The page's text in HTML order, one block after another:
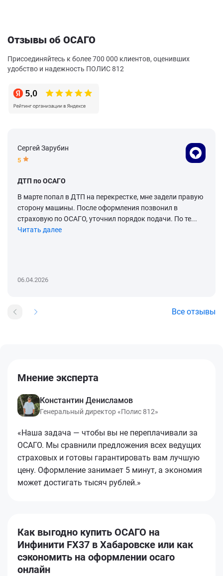
Отзывы об ОСАГО
Присоединяйтесь к более 700 000 клиентов, оценивших
удобство и надежность ПОЛИС 812
Сергей Зарубин
5
ДТП по ОСАГО
В марте попал в ДТП на перекрестке, мне задели правую
сторону машины. После оформления позвонил в
страховую по ОСАГО, уточнил порядок подачи. По те...
Читать далее
06.04.2026
Все отзывы
Мнение эксперта
Константин Денисламов
Генеральный директор «Полис 812»
«Наша задача — чтобы вы не переплачивали за
ОСАГО. Мы сравнили предложения всех ведущих
страховых и готовы гарантировать вам лучшую
цену. Оформление занимает 5 минут, а экономия
может достигать тысяч рублей.»
Как выгодно купить ОСАГО на
Инфинити FX37 в Хабаровске или как
сэкономить на оформлении осаго
онлайн